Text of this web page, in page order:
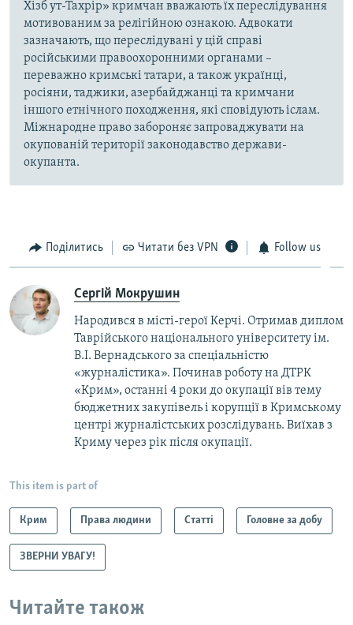
Хізб ут-Тахрір» кримчан вважають їх переслідування
мотивованим за релігійною ознакою. Адвокати
зазначають, що переслідувані у цій справі
російськими правоохоронними органами –
переважно кримські татари, а також українці,
росіяни, таджики, азербайджанці та кримчани
іншого етнічного походження, які сповідують іслам.
Міжнародне право забороняє запроваджувати на
окупованій території законодавство держави-
окупанта.
Поділитись Читати без VPN Follow us
Сергій Мокрушин
Народився в місті-герої Керчі. Отримав диплом
Таврійського національного університету ім.
В.І. Вернадського за спеціальністю
«журналістика». Починав роботу на ДТРК
«Крим», останні 4 роки до окупації вів тему
бюджетних закупівель і корупції в Кримському
центрі журналістських розслідувань. Виїхав з
Криму через рік після окупації.
This item is part of
Крим Права людини Статті Головне за добу
ЗВЕРНИ УВАГУ!
Читайте також